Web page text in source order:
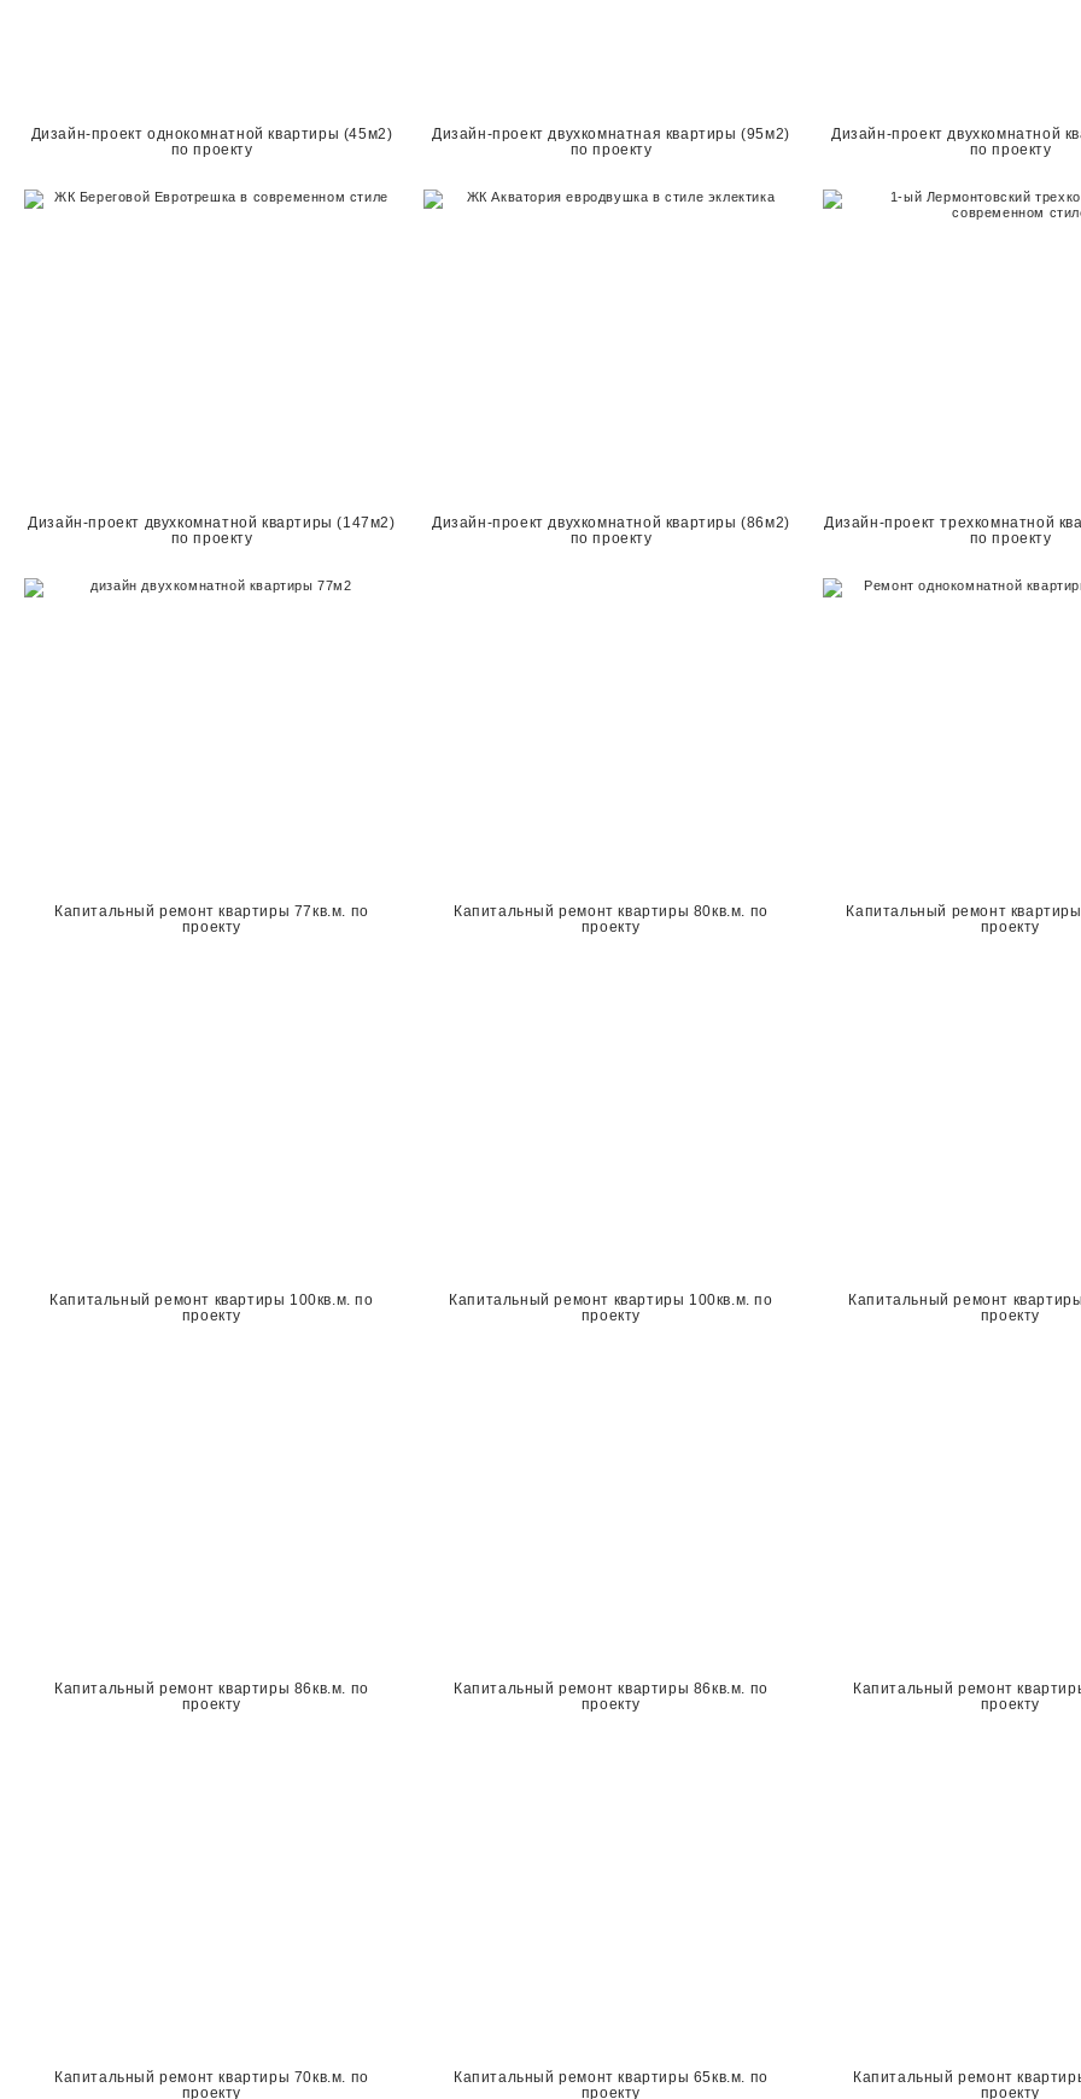
Дизайн-проект однокомнатной квартиры (45м2)
по проекту
Дизайн-проект двухкомнатная квартиры (95м2)
по проекту
Дизайн-проект двухкомнатной
по проекту
Дизайн-проект двухкомнатной квартиры (147м2)
по проекту
Дизайн-проект двухкомнатной квартиры (86м2)
по проекту
Дизайн-проект трехкомнатной
по проекту
Капитальный ремонт квартиры 77кв.м. по
проекту
Капитальный ремонт квартиры 80кв.м. по
проекту
Капитальный ремонт
проекту
Капитальный ремонт квартиры 100кв.м. по
проекту
Капитальный ремонт квартиры 100кв.м. по
проекту
Капитальный ремонт
проекту
Капитальный ремонт квартиры 86кв.м. по
проекту
Капитальный ремонт квартиры 86кв.м. по
проекту
Капитальный ремонт
проекту
Капитальный ремонт квартиры 70кв.м. по
проекту
Капитальный ремонт квартиры 65кв.м. по
проекту
Капитальный ремонт
проекту